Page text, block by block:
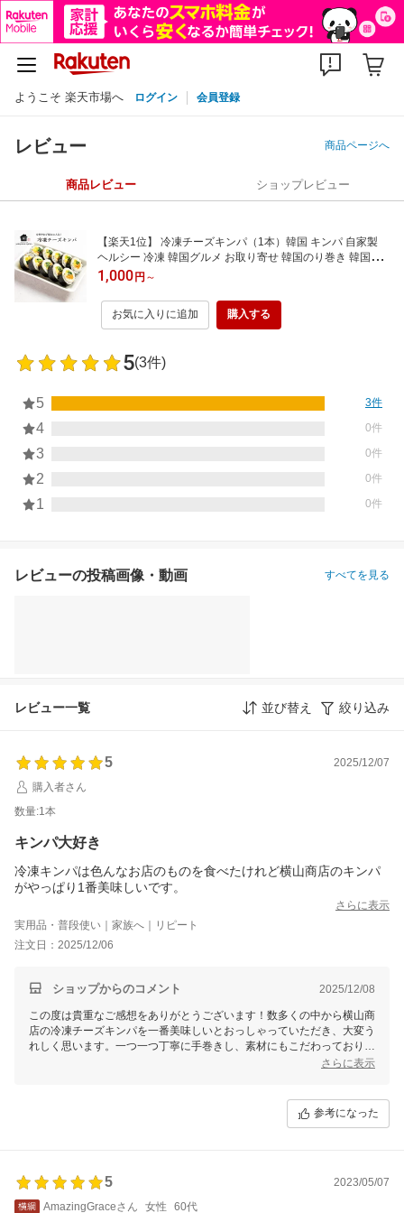
ようこそ 楽天市場へ ログイン 会員登録
レビュー 商品ページへ
商品レビュー ショップレビュー
【楽天1位】 冷凍チーズキンパ（1本）韓国 キンパ 自家製
ヘルシー 冷凍 韓国グルメ お取り寄せ 韓国のり巻き 韓国惣
菜 チーズ きんぱ
1,000円 ～
お気に入りに追加 購入する
5(3件)
5 3件
4 0件
3 0件
2 0件
1 0件
レビューの投稿画像・動画 すべてを見る
レビュー一覧 並び替え 絞り込み
5
2025/12/07
購入者さん
数量:1本
キンパ大好き
冷凍キンパは色んなお店のものを食べたけれど横山商店のキンパ
がやっぱり1番美味しいです。
さらに表示
実用品・普段使い｜家族へ｜リピート
注文日：2025/12/06
ショップからのコメント 2025/12/08
この度は貴重なご感想をありがとうございます！数多くの中から横山商
店の冷凍チーズキンパを一番美味しいとおっしゃっていただき、大変う
れしく思います。一つ一つ丁寧に手巻きし、素材にもこだわっておりま
すので、またご満足いただけたようで何よりです。今後ともぜひご利用
さらに表示
参考になった
5
2023/05/07
AmazingGraceさん
女性 60代